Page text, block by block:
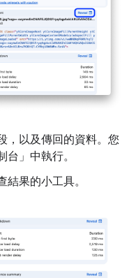
，以及傳回的資料。您
」 中執行。
果的小工具。